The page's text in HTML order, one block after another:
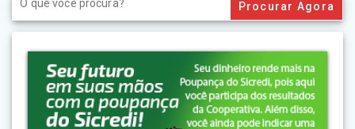
for: